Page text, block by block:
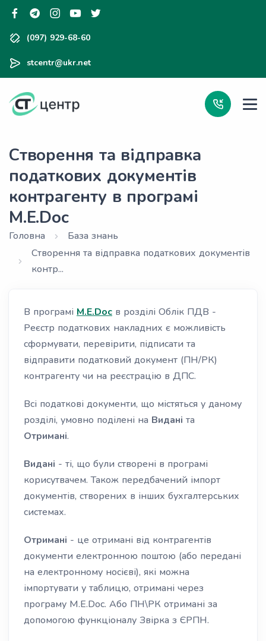
(097) 929-68-60
stcentr@ukr.net
Створення та відправка
податкових документів
контрагенту в програмі
M.E.Doc
Головна
База знань
Створення та відправка податкових документів
контр...
В програмі M.E.Doc в розділі Облік ПДВ -
Реєстр податкових накладних є можливість
сформувати, перевірити, підписати та
відправити податковий документ (ПН/РК)
контрагенту чи на реєстрацію в ДПС.
Всі податкові документи, що містяться у даному
розділі, умовно поділені на Видані та
Отримані.
Видані - ті, що були створені в програмі
корисутвачем. Також передбачений імпорт
документів, створених в інших бухгалтерських
системах.
Отримані - це отримані від контрагентів
документи електронною поштою (або передані
на електронному носієві), які можна
імпортувати у таблицю, отримані через
програму M.E.Doc. Або ПН\РК отримані за
допомогою функціоналу Звірка з ЄРПН.